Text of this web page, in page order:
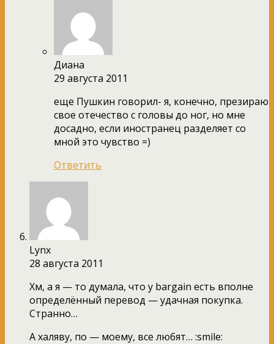
Диана
29 августа 2011
еще Пушкин говорил- я, конечно, презираю
свое отечество с головы до ног, но мне
досадно, если иностранец разделяет со
мной это чувство =)
Ответить
Lynx
28 августа 2011
Хм, а я — то думала, что у bargain есть вполне
определённый перевод — удачная покупка.
Странно…
А халяву, по — моему, все любят… :smile: